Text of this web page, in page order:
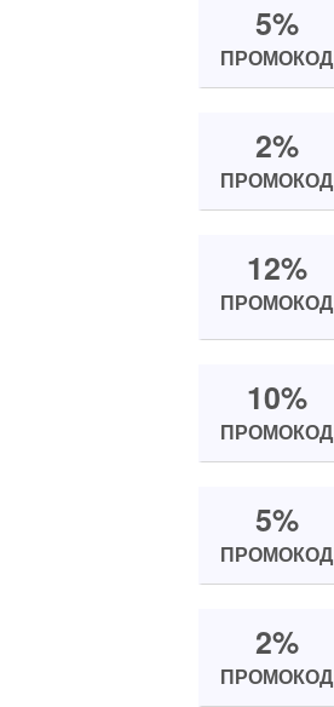
5%
ПРОМОКОД
2%
ПРОМОКОД
12%
ПРОМОКОД
10%
ПРОМОКОД
5%
ПРОМОКОД
2%
ПРОМОКОД